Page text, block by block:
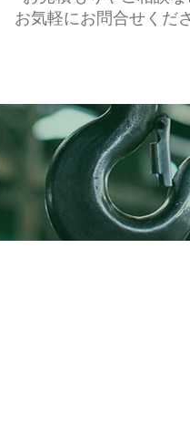
お気軽にお問合せくだ